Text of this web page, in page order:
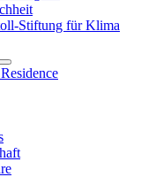
Stiftung für Klima